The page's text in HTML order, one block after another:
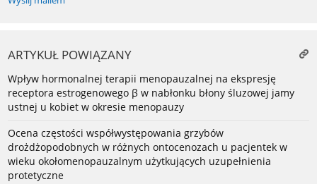
ARTYKUŁ POWIĄZANY
Wpływ hormonalnej terapii menopauzalnej na ekspresję
receptora estrogenowego β w nabłonku błony śluzowej jamy
ustnej u kobiet w okresie menopauzy
Ocena częstości współwystępowania grzybów
drożdżopodobnych w różnych ontocenozach u pacjentek w
wieku okołomenopauzalnym użytkujących uzupełnienia
protetyczne